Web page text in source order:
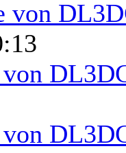
von
von
von